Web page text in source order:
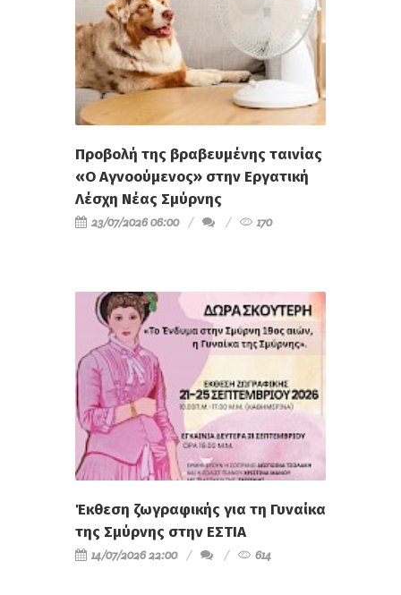
Προβολή της βραβευμένης ταινίας
«Ο Αγνοούμενος» στην Εργατική
Λέσχη Νέας Σμύρνης
23/07/2026 06:00 170
Έκθεση ζωγραφικής για τη Γυναίκα
της Σμύρνης στην ΕΣΤΙΑ
14/07/2026 22:00 614